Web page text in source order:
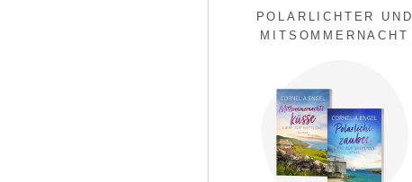
POLARLICHTER UND
MITSOMMERNACHT